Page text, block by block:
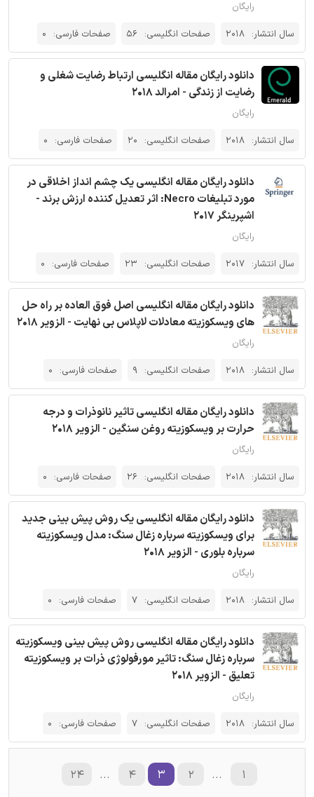
رایگان
سال انتشار: 2018 صفحات انگلیسی: 56 صفحات فارسی: 0
دانلود رایگان مقاله انگلیسی ارتباط رضایت شغلی و
رضایت از زندگی - امرالد 2018
رایگان
سال انتشار: 2018 صفحات انگلیسی: 20 صفحات فارسی: 0
دانلود رایگان مقاله انگلیسی یک چشم انداز اخلاقی در
مورد تبلیغات Necro: اثر تعدیل کننده ارزش برند -
اشپرینگر 2017
رایگان
سال انتشار: 2017 صفحات انگلیسی: 23 صفحات فارسی: 0
دانلود رایگان مقاله انگلیسی اصل فوق العاده بر راه حل
های ویسکوزیته معادلات لاپلاس بی نهایت - الزویر 2018
رایگان
سال انتشار: 2018 صفحات انگلیسی: 9 صفحات فارسی: 0
دانلود رایگان مقاله انگلیسی تاثیر نانوذرات و درجه
حرارت بر ویسکوزیته روغن سنگین - الزویر 2018
رایگان
سال انتشار: 2018 صفحات انگلیسی: 26 صفحات فارسی: 0
دانلود رایگان مقاله انگلیسی یک روش پیش بینی جدید
برای ویسکوزیته سرباره زغال سنگ: مدل ویسکوزیته
سرباره بلوری - الزویر 2018
رایگان
سال انتشار: 2018 صفحات انگلیسی: 7 صفحات فارسی: 0
دانلود رایگان مقاله انگلیسی روش پیش بینی ویسکوزیته
سرباره زغال سنگ: تاثیر مورفولوژی ذرات بر ویسکوزیته
تعلیق - الزویر 2018
رایگان
سال انتشار: 2018 صفحات انگلیسی: 7 صفحات فارسی: 0
۱ ... ۲ ۳ ۴ ... ۲۴